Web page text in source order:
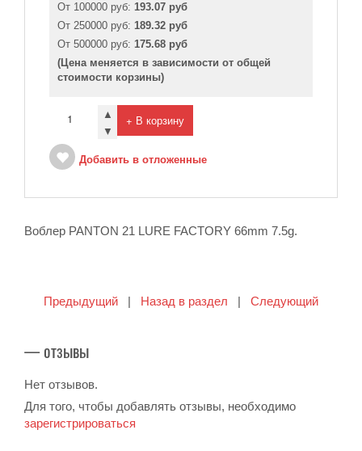
От 100000 руб: 193.07 руб
От 250000 руб: 189.32 руб
От 500000 руб: 175.68 руб
(Цена меняется в зависимости от общей
стоимости корзины)
▲
▼
+ В корзину
Добавить в отложенные
Воблер PANTON 21 LURE FACTORY 66mm 7.5g.
Предыдущий | Назад в раздел | Следующий
— отзывы
Нет отзывов.
Для того, чтобы добавлять отзывы, необходимо
зарегистрироваться